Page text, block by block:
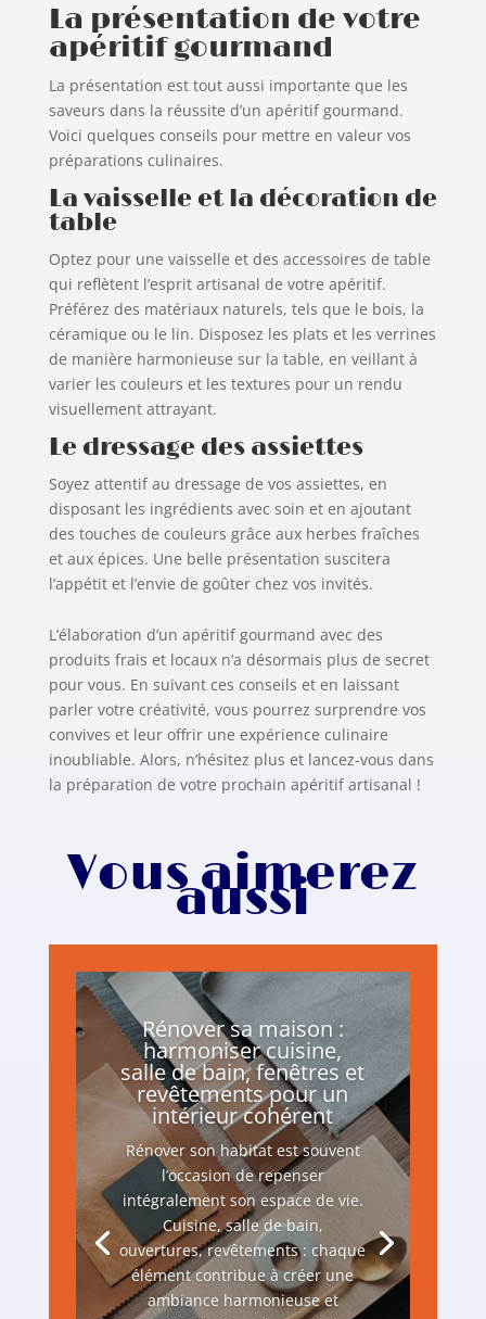
La présentation de votre
apéritif gourmand
La présentation est tout aussi importante que les
saveurs dans la réussite d’un apéritif gourmand.
Voici quelques conseils pour mettre en valeur vos
préparations culinaires.
La vaisselle et la décoration de
table
Optez pour une vaisselle et des accessoires de table
qui reflètent l’esprit artisanal de votre apéritif.
Préférez des matériaux naturels, tels que le bois, la
céramique ou le lin. Disposez les plats et les verrines
de manière harmonieuse sur la table, en veillant à
varier les couleurs et les textures pour un rendu
visuellement attrayant.
Le dressage des assiettes
Soyez attentif au dressage de vos assiettes, en
disposant les ingrédients avec soin et en ajoutant
des touches de couleurs grâce aux herbes fraîches
et aux épices. Une belle présentation suscitera
l’appétit et l’envie de goûter chez vos invités.
L’élaboration d’un apéritif gourmand avec des
produits frais et locaux n’a désormais plus de secret
pour vous. En suivant ces conseils et en laissant
parler votre créativité, vous pourrez surprendre vos
convives et leur offrir une expérience culinaire
inoubliable. Alors, n’hésitez plus et lancez-vous dans
la préparation de votre prochain apéritif artisanal !
Vous aimerez
aussi
Rénover sa maison :
harmoniser cuisine,
salle de bain, fenêtres et
revêtements pour un
intérieur cohérent
Rénover son habitat est souvent
l’occasion de repenser
intégralement son espace de vie.
Cuisine, salle de bain,
ouvertures, revêtements : chaque
élément contribue à créer une
ambiance harmonieuse et